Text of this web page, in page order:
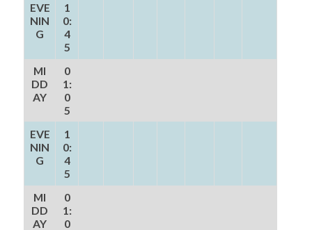
EVE
NIN
G
1
0:
4
5
MI
DD
AY
0
1:
0
5
EVE
NIN
G
1
0:
4
5
MI
DD
AY
0
1:
0